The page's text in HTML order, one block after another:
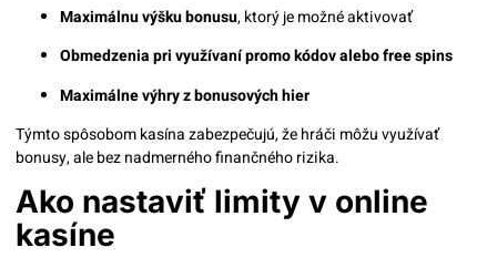
Maximálnu výšku bonusu, ktorý je možné aktivovať
Obmedzenia pri využívaní promo kódov alebo free spins
Maximálne výhry z bonusových hier
Týmto spôsobom kasína zabezpečujú, že hráči môžu využívať
bonusy, ale bez nadmerného finančného rizika.
Ako nastaviť limity v online
kasíne